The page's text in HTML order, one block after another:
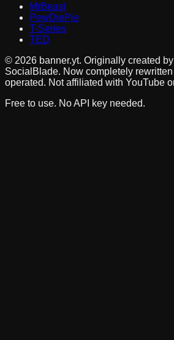
MrBeast
PewDiePie
T-Series
TED
© 2026 banner.yt. Originally created by
SocialBlade. Now completely
operated. Not affiliated with YouTube
Free to use. No API key needed.